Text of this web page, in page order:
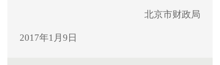
北京市财政局
2017年1月9日